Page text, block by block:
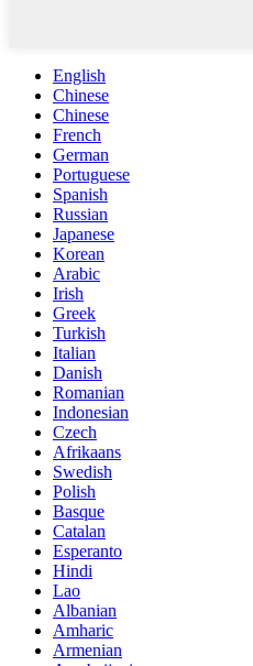
English
Chinese
Chinese
French
German
Portuguese
Spanish
Russian
Japanese
Korean
Arabic
Irish
Greek
Turkish
Italian
Danish
Romanian
Indonesian
Czech
Afrikaans
Swedish
Polish
Basque
Catalan
Esperanto
Hindi
Lao
Albanian
Amharic
Armenian